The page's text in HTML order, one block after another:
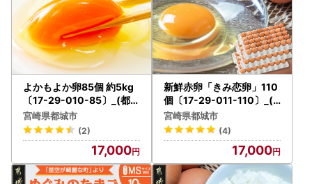
-+-+-+-+-+-+-+-+-+-+-+-+-+-+-+-+-+-+-+-+-+-+-+-+-+
-+-+-
【寄附金受領証明書・ワンストップ特例申請書について】
・ご入金確認後約2～3週間程度で特産品とは別に郵送にて
お送りいたします。
-------------------------------------------------
ワンストップ特例申請書は、ご寄附の翌年の１月１０日まで
にお送りください。
〒885-0078 宮崎県都城市宮丸町3070-1
よかもよか卵85個 約5kg
〔17-29-010-85〕_(都城
市) 河中農園 味が濃くてま
ろやかなタマゴ 濃い黄身
たまご 玉子 破損補償 お菓
宮崎県都城市
(2)
17,000
新鮮赤卵「きみ恋卵」110
個〔17-29-011-110〕_(
都城市) 河中農園 味が濃く
てまろやかなたまご 玉子
破損補償 お菓子作り
宮崎県都城市
(4)
17,000